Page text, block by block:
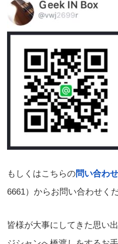
もしくはこちらの問い合わ
6661）からお問い合わせくだ
皆様が大事にしてきた思い